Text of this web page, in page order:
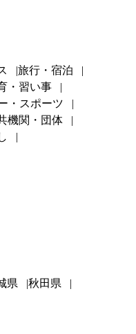
旅行・宿泊
・習い事
・スポーツ
機関・団体
県
秋田県